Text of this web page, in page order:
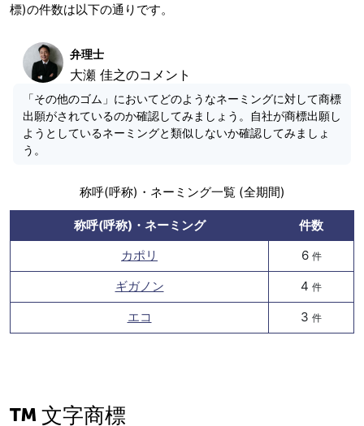
標)の件数は以下の通りです。
弁理士
大瀬 佳之のコメント
「その他のゴム」においてどのようなネーミングに対して商標
出願がされているのか確認してみましょう。自社が商標出願し
ようとしているネーミングと類似しないか確認してみましょ
う。
称呼(呼称)・ネーミング一覧 (全期間)
称呼(呼称)・ネーミング
件数
カポリ
6 件
ギガノン 4 件
エコ 3 件
文字商標